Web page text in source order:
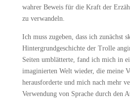
wahrer Beweis für die Kraft der
zu verwandeln.
Ich muss zugeben, dass ich zunächst
Hintergrundgeschichte der Trolle
Seiten umblätterte, fand ich mich in
imaginierten Welt wieder, die meine
herausforderte und mich nach mehr
Verwendung von Sprache durch den